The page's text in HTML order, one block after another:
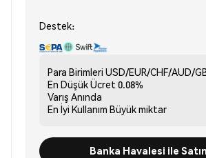
Destek:
Para Birimleri USD/EUR/CHF/AUD/
En Düşük Ücret 0.08%
Varış Anında
En İyi Kullanım Büyük miktar
Banka Havalesi ile